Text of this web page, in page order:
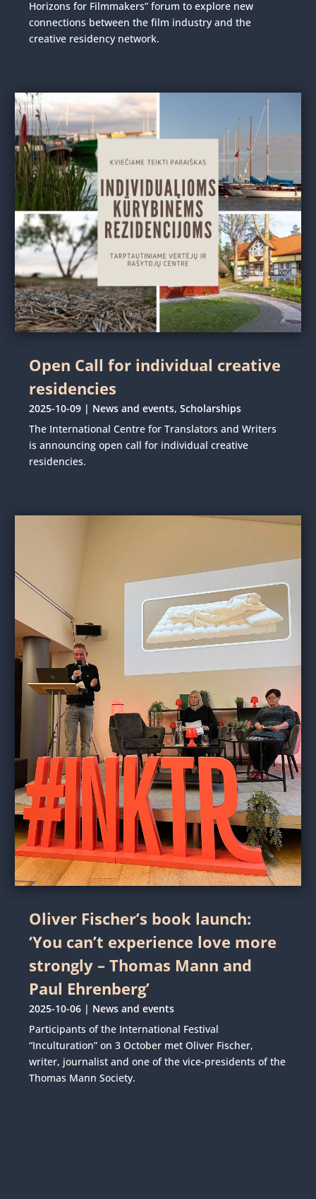
Horizons for Filmmakers” forum to explore new
connections between the film industry and the
creative residency network.
Open Call for individual creative
residencies
2025-10-09 | News and events,Scholarships
The International Centre for Translators and Writers
is announcing open call for individual creative
residencies.
Oliver Fischer’s book launch:
‘You can’t experience love more
strongly – Thomas Mann and
Paul Ehrenberg’
2025-10-06 | News and events
Participants of the International Festival
“Inculturation” on 3 October met Oliver Fischer,
writer, journalist and one of the vice-presidents of the
Thomas Mann Society.